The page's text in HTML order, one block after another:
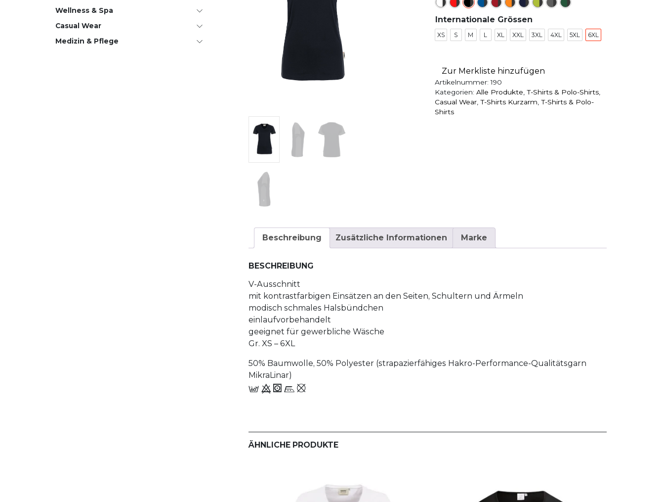
Wellness & Spa
Casual Wear
Medizin & Pflege
Internationale Grössen
XS S M L XL XXL 3XL 4XL 5XL 6XL
Zur Merkliste hinzufügen
Artikelnummer:190
Kategorien: Alle Produkte, T-Shirts & Polo-Shirts,
Casual Wear, T-Shirts Kurzarm, T-Shirts & Polo-
Shirts
Beschreibung Zusätzliche Informationen Marke
BESCHREIBUNG
V-Ausschnitt
mit kontrastfarbigen Einsätzen an den Seiten, Schultern und Ärmeln
modisch schmales Halsbündchen
einlaufvorbehandelt
geeignet für gewerbliche Wäsche
Gr. XS – 6XL
50% Baumwolle, 50% Polyester (strapazierfähiges Hakro-Performance-Qualitätsgarn
MikraLinar)
c 9 1 n_,
ÄHNLICHE PRODUKTE